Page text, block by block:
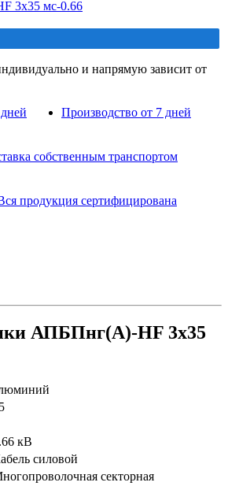
и напрямую зависит от
Производство от 7 дней
собственным транспортом
продукция сертифицирована
АПБПнг(A)-HF 3х35
кВ
силовой
секторная